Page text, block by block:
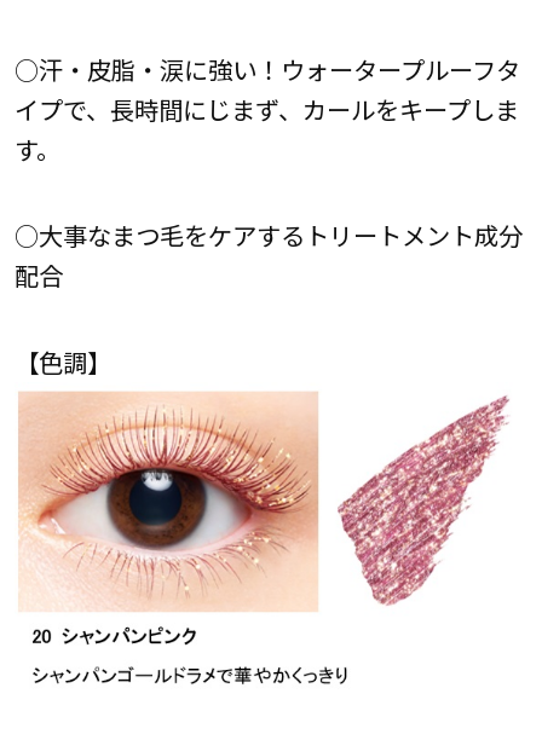
○汗・皮脂・涙に強い！ウォータープルーフタ
イプで、長時間にじまず、カールをキープしま
す。
○大事なまつ毛をケアするトリートメント成分
配合
【色調】